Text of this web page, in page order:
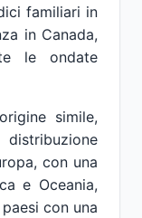
familiari in
in Canada,
le ondate
simile,
con una
e Oceania,
con una